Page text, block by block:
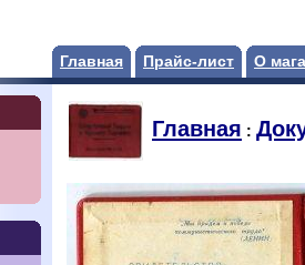
Главная Прайс-лист О
Главная :